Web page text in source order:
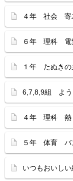
４年 社会 寄
６年 理科 電
１年 たぬきの
6,7,8,9組 よう
４年 理科 熱
５年 体育 バ
いつもおいし